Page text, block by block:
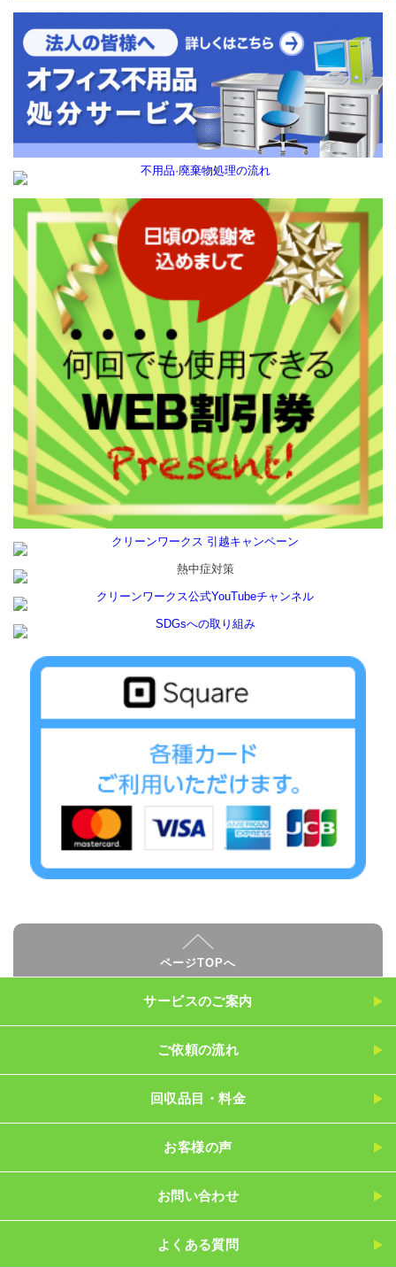
ページTOPへ
サービスのご案内
ご依頼の流れ
回収品目・料金
お客様の声
お問い合わせ
よくある質問